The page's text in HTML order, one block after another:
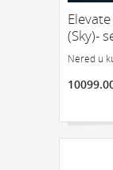
(Sky)-
Nered u